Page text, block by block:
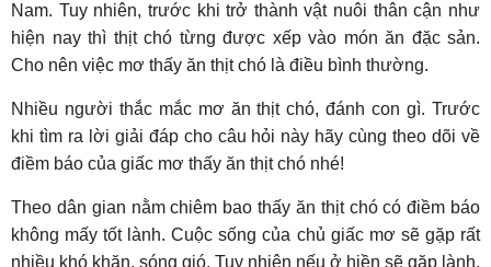
Nam. Tuy nhiên, trước khi trở thành vật nuôi thân cận như
hiện nay thì thịt chó từng được xếp vào món ăn đặc sản.
Cho nên việc mơ thấy ăn thịt chó là điều bình thường.
Nhiều người thắc mắc mơ ăn thịt chó, đánh con gì. Trước
khi tìm ra lời giải đáp cho câu hỏi này hãy cùng theo dõi về
điềm báo của giấc mơ thấy ăn thịt chó nhé!
Theo dân gian nằm chiêm bao thấy ăn thịt chó có điềm báo
không mấy tốt lành. Cuộc sống của chủ giấc mơ sẽ gặp rất
nhiều khó khăn, sóng gió. Tuy nhiên nếu ở hiền sẽ gặp lành,